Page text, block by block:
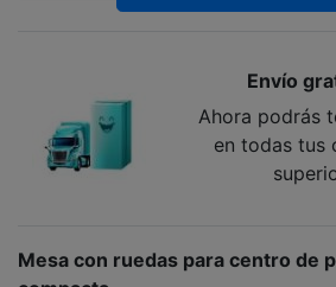
Envío
Ahora podrás
en todas tus
Mesa con ruedas para centro de